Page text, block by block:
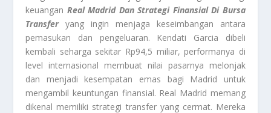
keuangan Real Madrid Dan Strategi Finansial Di Bursa
Transferyang ingin menjaga keseimbangan antara
pemasukan dan pengeluaran. Kendati Garcia dibeli
kembali seharga sekitar Rp94,5 miliar, performanya di
level internasional membuat nilai pasarnya melonjak
dan menjadi kesempatan emas bagi Madrid untuk
mengambil keuntungan finansial. Real Madrid memang
dikenal memiliki strategi transfer yang cermat. Mereka